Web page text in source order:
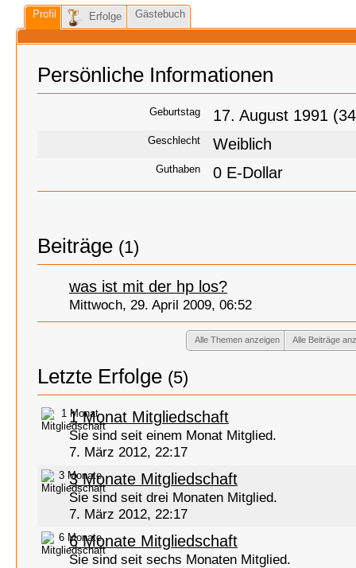
Profil Erfolge Gästebuch
Persönliche Informationen
Geburtstag 17. August 1991
Geschlecht Weiblich
Guthaben 0 E-Dollar
Beiträge (1)
was ist mit der hp los?
Mittwoch, 29. April 2009, 06:52
Alle Beiträge
Alle Themen anzeigen
Letzte Erfolge (5)
1 Monat Mitgliedschaft
Sie sind seit einem Monat Mitglied.
7. März 2012, 22:17
3 Monate Mitgliedschaft
Sie sind seit drei Monaten Mitglied.
7. März 2012, 22:17
6 Monate Mitgliedschaft
Sie sind seit sechs Monaten Mitglied.